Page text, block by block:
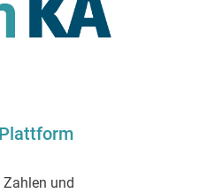
Zahlen und